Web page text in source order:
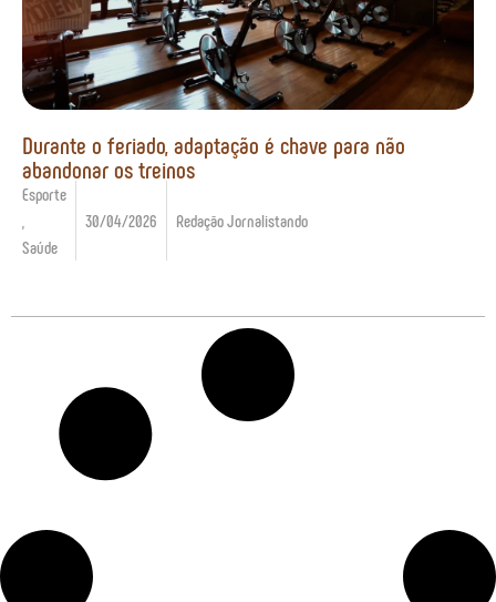
Durante o feriado, adaptação é chave para não
abandonar os treinos
Esporte
Saúde
30/04/2026 Redação Jornalistando